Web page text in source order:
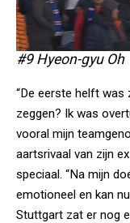
#9 Hyeon-gyu Oh
“De eerste helft was
zeggen? Ik was
vooral mijn
aartsrivaal van zijn
speciaal. “Na mijn
emotioneel en kan
Stuttgart zat er nog